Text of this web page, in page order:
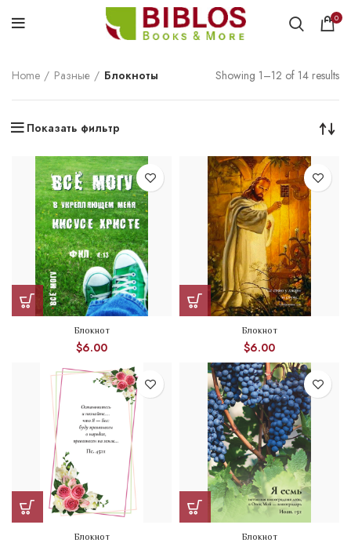
0
Home Разные Блокноты Showing 1–12 of 14 results
Показать фильтр
Блокнот
$6.00
Блокнот
$6.00
Блокнот Блокнот